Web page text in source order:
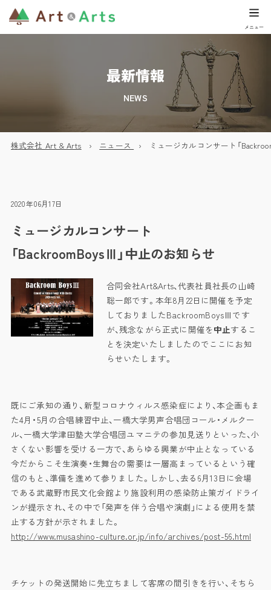
最新情報
NEWS
株式会社 Art & Arts ニュース ミュージカルコンサート「
2020年06月17日
ミュージカルコンサート
「BackroomBoysⅢ」中止のお知らせ
合同会社Art&Arts、代表社員社長の山崎
聡一郎です。本年8月22日に開催を予定
しておりましたBackroomBoysⅢです
が、残念ながら正式に開催を中止するこ
とを決定いたしましたのでここにお知
らせいたします。
既にご承知の通り、新型コロナウィルス感染症により、本企画もま
た4月・5月の合唱練習中止、一橋大学男声合唱団コール・メルクー
ル、一橋大学津田塾大学合唱団ユマニテの参加見送りといった、小
さくない影響を受ける一方で、あらゆる興業が中止となっている
今だからこそ生演奏・生舞台の需要は一層高まっているという確
信のもと、準備を進めて参りました。しかし、去る6月13日に会場
である武蔵野市民文化会館より施設利用の感染防止策ガイドライ
ンが提示され、その中で「発声を伴う合唱や演劇」による使用を禁
止する方針が示されました。
http://www.musashino-culture.or.jp/info/archives/post-56.html
チケットの発送開始に先立ちまして客席の間引きを行い、そちら